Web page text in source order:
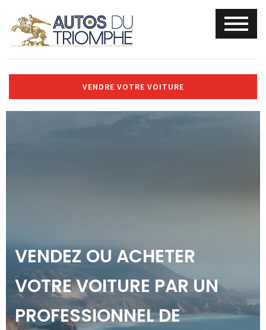
VENDRE VOTRE VOITURE
VENDEZ OU ACHETER
VOTRE VOITURE PAR UN
PROFESSIONNEL DE